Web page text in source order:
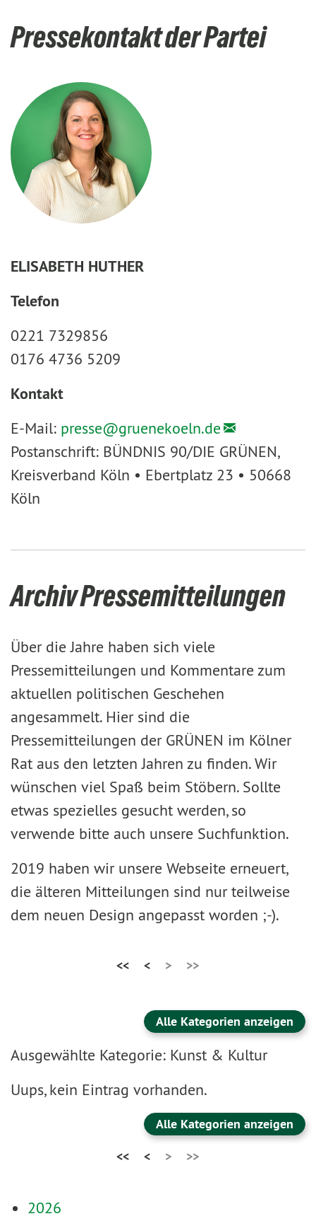
Pressekontakt der Partei
ELISABETH HUTHER
Telefon
0221 7329856
0176 4736 5209
Kontakt
E-Mail: presse@gruenekoeln.de
Postanschrift: BÜNDNIS 90/DIE GRÜNEN,
Kreisverband Köln • Ebertplatz 23 • 50668
Köln
Archiv Pressemitteilungen
Über die Jahre haben sich viele
Pressemitteilungen und Kommentare zum
aktuellen politischen Geschehen
angesammelt. Hier sind die
Pressemitteilungen der GRÜNEN im Kölner
Rat aus den letzten Jahren zu finden. Wir
wünschen viel Spaß beim Stöbern. Sollte
etwas spezielles gesucht werden, so
verwende bitte auch unsere Suchfunktion.
2019 haben wir unsere Webseite erneuert,
die älteren Mitteilungen sind nur teilweise
dem neuen Design angepasst worden ;-).
<< < > >>
Alle Kategorien anzeigen
Ausgewählte Kategorie: Kunst & Kultur
Uups, kein Eintrag vorhanden.
Alle Kategorien anzeigen
<<
< > >>
2026